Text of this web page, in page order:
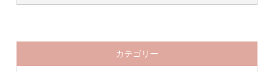
カテゴリー